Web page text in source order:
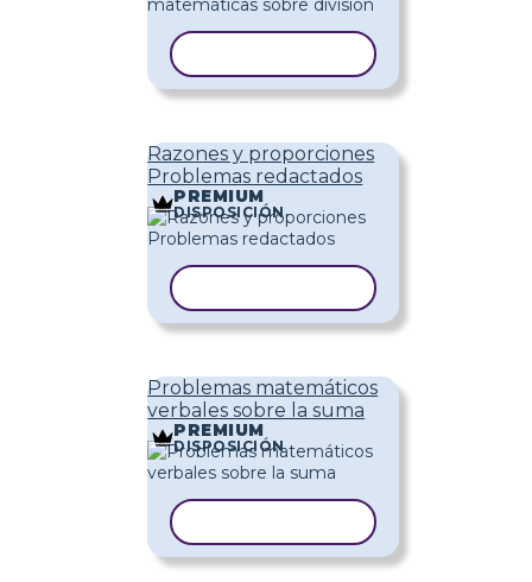
Razones y proporciones
Problemas redactados
PREMIUM
DISPOSICIÓN
Problemas matemáticos
verbales sobre la suma
PREMIUM
DISPOSICIÓN